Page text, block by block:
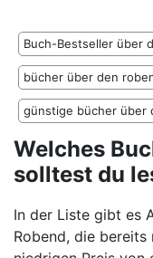
Buch-Bestseller über
bücher über den
günstige bücher über
Welches
solltest du
In der Liste gibt es
Robend, die